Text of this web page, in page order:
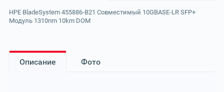
HPE BladeSystem 455886-B21 Совместимый 10GBASE-LR SFP+
Модуль 1310nm 10km DOM
Описание Фото